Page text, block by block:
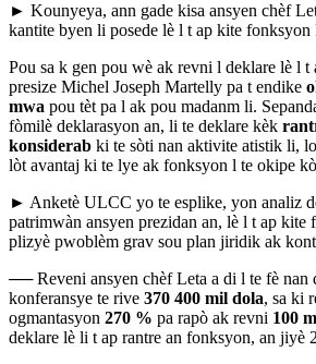
► Kounyeya, ann gade kisa ansyen chèf
kantite byen li posede lè l t ap kite fonksyon
Pou sa k gen pou wè ak revni l deklare lè l
presize Michel Joseph Martelly pa t endike
mwa pou tèt pa l ak pou madanm li.
fòmilè deklarasyon an, li te deklare kèk
konsiderab ki te sòti nan aktivite atistik li,
lòt avantaj ki te lye ak fonksyon l te okipe
► Anketè ULCC yo te esplike, yon analiz
patrimwàn ansyen prezidan an, lè l t ap kite
plizyè pwoblèm grav sou plan jiridik ak
──Reveni ansyen chèf Leta a di l te fè
konferansye te rive 370 400 mil dola, sa ki
ogmantasyon 270 % pa rapò ak revni 100
deklare lè li t ap rantre an fonksyon, an jiyè